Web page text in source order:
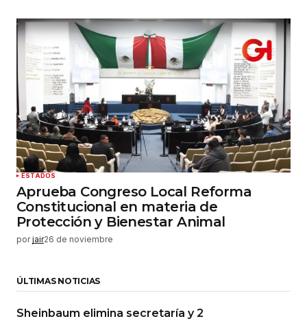
ESTADOS
Aprueba Congreso Local Reforma
Constitucional en materia de
Protección y Bienestar Animal
por jair26 de noviembre
ÚLTIMAS NOTICIAS
Sheinbaum elimina secretaría y 2